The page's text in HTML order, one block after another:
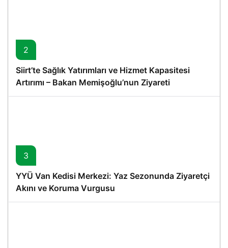
2
Siirt’te Sağlık Yatırımları ve Hizmet Kapasitesi
Artırımı – Bakan Memişoğlu’nun Ziyareti
3
YYÜ Van Kedisi Merkezi: Yaz Sezonunda Ziyaretçi
Akını ve Koruma Vurgusu